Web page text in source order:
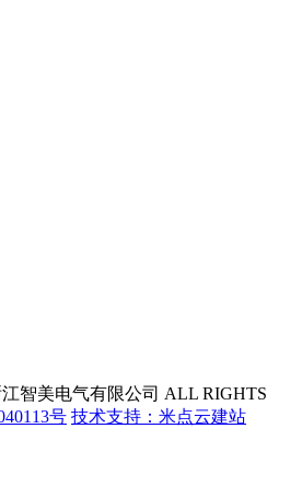
智美电气有限公司 ALL RIGHTS
号 技术支持：米点云建站